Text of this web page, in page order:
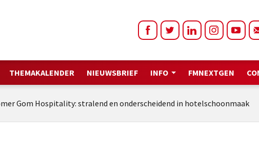
THEMAKALENDER NIEUWSBRIEF INFO FMNEXTGEN
Gom Hospitality: stralend en onderscheidend in hotelschoonmaak